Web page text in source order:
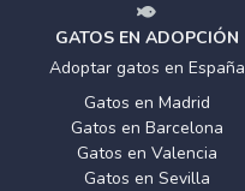
GATOS EN ADOPCIÓN
Adoptar gatos en España
Gatos en Madrid
Gatos en Barcelona
Gatos en Valencia
Gatos en Sevilla